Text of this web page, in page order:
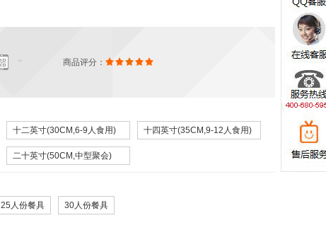
商品评分：
十二英寸(30CM,6-9人食用) 十四英寸(35CM,9-12人食用)
二十英寸(50CM,中型聚会)
25人份餐具 30人份餐具